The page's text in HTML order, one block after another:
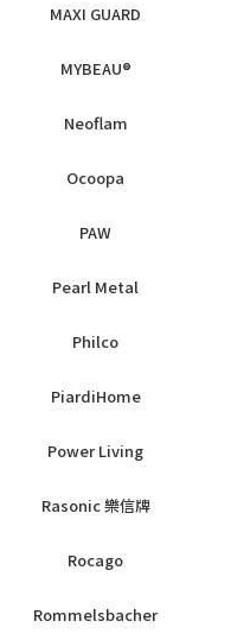
MAXI GUARD
MYBEAU®
Neoflam
Ocoopa
PAW
Pearl Metal
Philco
PiardiHome
Power Living
Rasonic 樂信牌
Rocago
Rommelsbacher